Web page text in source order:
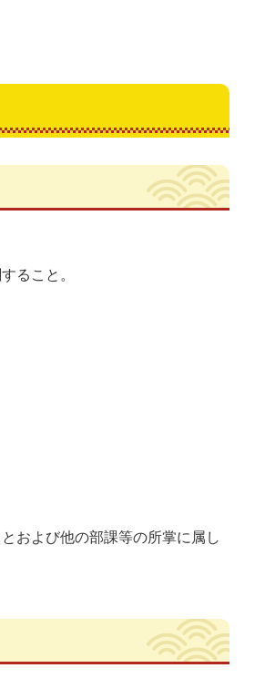
ること。
および他の部課等の所掌に属し